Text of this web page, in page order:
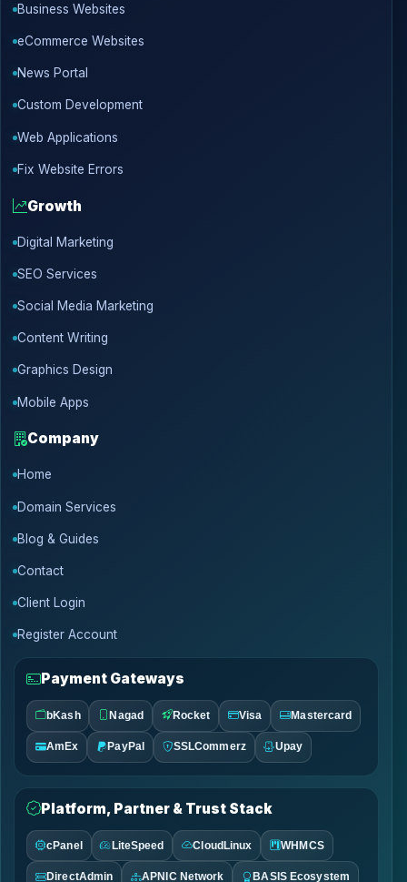
Business Websites
eCommerce Websites
News Portal
Custom Development
Web Applications
Fix Website Errors
Growth
Digital Marketing
SEO Services
Social Media Marketing
Content Writing
Graphics Design
Mobile Apps
Company
Home
Domain Services
Blog & Guides
Contact
Client Login
Register Account
Payment Gateways
bKash Nagad Rocket Visa Mastercard
AmEx PayPal SSLCommerz Upay
Platform, Partner & Trust Stack
cPanel LiteSpeed CloudLinux WHMCS
DirectAdmin APNIC Network BASIS Ecosystem